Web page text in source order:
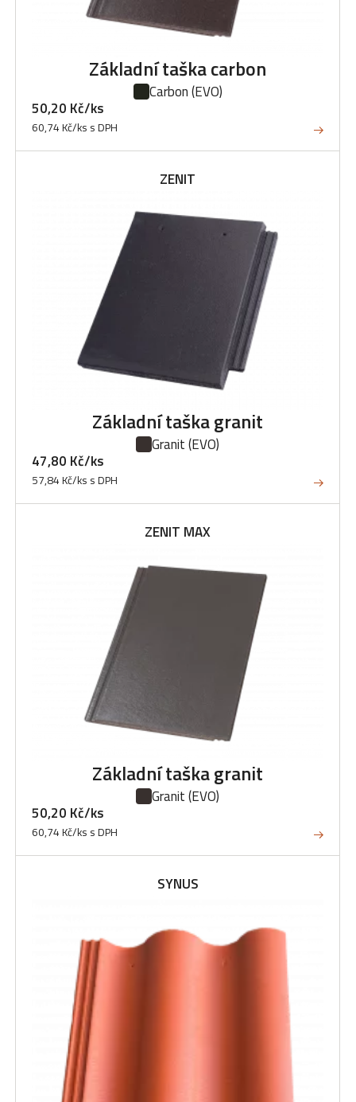
Základní taška carbon
Carbon(EVO)
50,20 Kč/ks
60,74 Kč/ks s DPH
ZENIT
Základní taška granit
Granit(EVO)
47,80 Kč/ks
57,84 Kč/ks s DPH
ZENIT MAX
Základní taška granit
Granit(EVO)
50,20 Kč/ks
60,74 Kč/ks s DPH
SYNUS